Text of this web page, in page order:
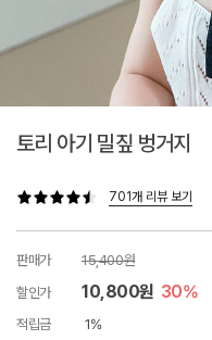
토리 아기 밀짚 벙거지
701개 리뷰 보기
판매가
15,400원
할인가
10,800원 30%
적립금 1%